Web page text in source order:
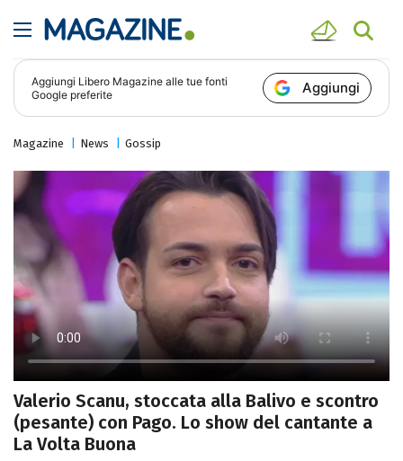
Aggiungi Libero Magazine alle tue fonti
Google preferite
Aggiungi
Magazine News Gossip
Valerio Scanu, stoccata alla Balivo e scontro
(pesante) con Pago. Lo show del cantante a
La Volta Buona